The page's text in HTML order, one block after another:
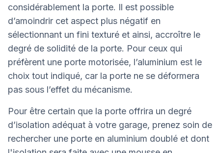
considérablement la porte. Il est possible
d’amoindrir cet aspect plus négatif en
sélectionnant un fini texturé et ainsi, accroître le
degré de solidité de la porte. Pour ceux qui
préfèrent une porte motorisée, l’aluminium est le
choix tout indiqué, car la porte ne se déformera
pas sous l’effet du mécanisme.
Pour être certain que la porte offrira un degré
d’isolation adéquat à votre garage, prenez soin de
rechercher une porte en aluminium doublé et dont